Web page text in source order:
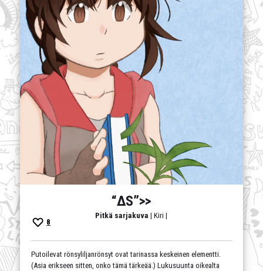
“ΔS”>>
Pitkä sarjakuva | Kiri |
8
Putoilevat rönsyliljanrönsyt ovat tarinassa keskeinen elementti.
(Asia erikseen sitten, onko tämä tärkeää.) Lukusuunta oikealta